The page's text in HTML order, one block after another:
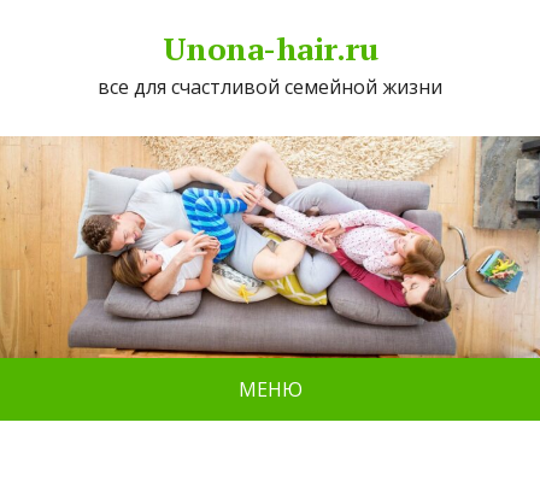
Unona-hair.ru
все для счастливой семейной жизни
МЕНЮ